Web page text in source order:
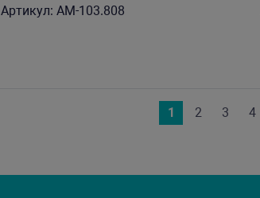
Артикул: AM-103.808
1 2 3 4